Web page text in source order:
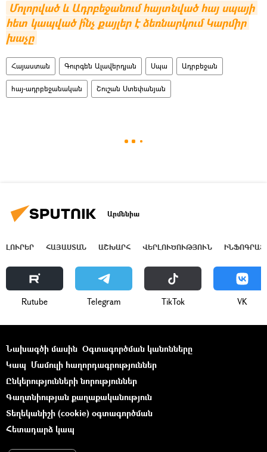
Մոլորված և Ադրբեջանում հայտնված հայ սպայի
հետ կապված ի՞նչ քայլեր է ձեռնարկում Կարմիր
խաչը
Հայաստան Գուրգեն Ալավերդյան Սպա Ադրբեջան
հայ-ադրբեջանական Շուշան Ստեփանյան
Արմենիա
ԼՈՒՐԵՐ ՀԱՅԱՍՏԱՆ ԱՇԽԱՐՀ ՎԵՐԼՈՒԾՈՒԹՅՈՒՆ
Rutube Telegram ТikТоk VK
Նախագծի մասին Օգտագործման կանոնները
Կապ Մամուլի հաղորդագրություններ
Ընկերությունների նորություններ
Գաղտնիության քաղաքականություն
Տեղեկանիշի (cookie) օգտագործման
Հետադարձ կապ